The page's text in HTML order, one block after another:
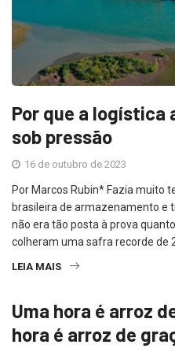
Por que a
sob pressão
16 de outubro de 2023
Por Marcos Rubin* Fazia muito
brasileira de armazenamento e
não era tão posta à prova
colheram uma safra recorde de
LEIA MAIS
Uma hora é arroz
hora é arroz de